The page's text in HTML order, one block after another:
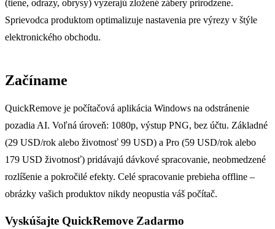
(tiene, odrazy, obrysy) vyzerajú zložené zábery prirodzene.
Sprievodca produktom optimalizuje nastavenia pre výrezy v štýle
elektronického obchodu.
Začíname
QuickRemove je počítačová aplikácia Windows na odstránenie
pozadia AI. Voľná ​​úroveň: 1080p, výstup PNG, bez účtu. Základné
(29 USD/rok alebo životnosť 99 USD) a Pro (59 USD/rok alebo
179 USD životnosť) pridávajú dávkové spracovanie, neobmedzené
rozlíšenie a pokročilé efekty. Celé spracovanie prebieha offline –
obrázky vašich produktov nikdy neopustia váš počítač.
Vyskúšajte QuickRemove Zadarmo